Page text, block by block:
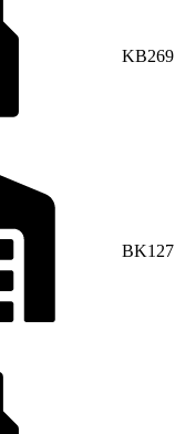
KB269
BK127